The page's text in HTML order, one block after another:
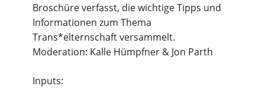
Broschüre verfasst, die wichtige Tipps und
Informationen zum Thema
Trans*elternschaft versammelt.
Moderation: Kalle Hümpfner & Jon Parth
Inputs: